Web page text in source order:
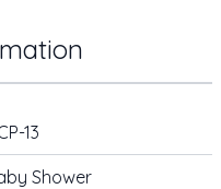
13
Shower